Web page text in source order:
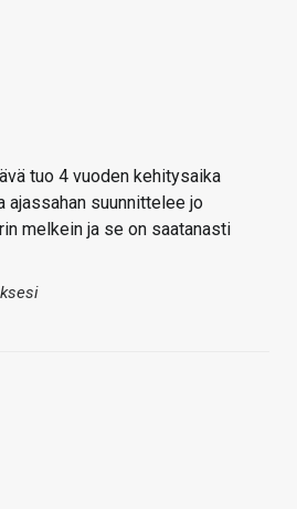
tuo 4 vuoden kehitysaika
ajassahan suunnittelee jo
melkein ja se on saatanasti